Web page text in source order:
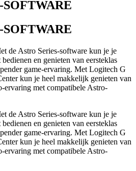
SOFTWARE
SOFTWARE
de Astro Series-software kun je je
en genieten van eersteklas
game-ervaring. Met Logitech G
kun je heel makkelijk genieten van
ervaring met compatibele Astro-
de Astro Series-software kun je je
en genieten van eersteklas
game-ervaring. Met Logitech G
kun je heel makkelijk genieten van
ervaring met compatibele Astro-